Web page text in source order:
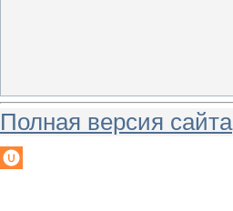
Полная версия сайта